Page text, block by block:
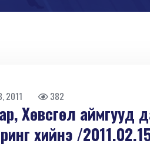
2011 382
Хөвсгөл аймгууд
хийнэ /